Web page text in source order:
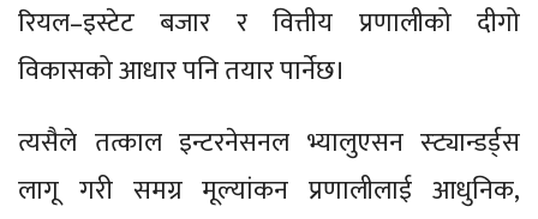
रियल–इस्टेट बजार र वित्तीय प्रणालीको दीगो
विकासको आधार पनि तयार पार्नेछ।
त्यसैले तत्काल इन्टरनेसनल भ्यालुएसन स्ट्यान्डर्ड्स
लागू गरी समग्र मूल्यांकन प्रणालीलाई आधुनिक,